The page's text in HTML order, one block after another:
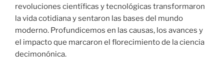
revoluciones científicas y tecnológicas transformaron
la vida cotidiana y sentaron las bases del mundo
moderno. Profundicemos en las causas, los avances y
el impacto que marcaron el florecimiento de la ciencia
decimonónica.